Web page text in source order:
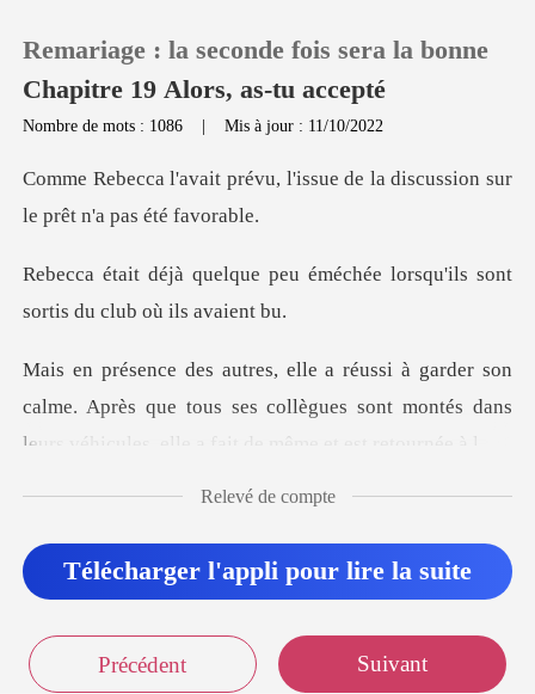
0
Historique
Déconnexion
Remariage : la seconde fois sera la bonne
Chapitre 19 Alors, as-tu accepté
Nombre de mots : 1086 |Mis à jour : 11/10/2022
l'issue de la discussion sur
u éméchée lorsqu'ils sont
sor
calme. Après que tous ses collègues sont montés dans
l
Relevé de compte
Télécharger l'appli pour lire la suite
Précédent Suivant